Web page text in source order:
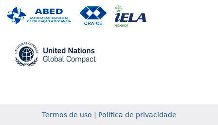
Termos de uso Política de privacidade